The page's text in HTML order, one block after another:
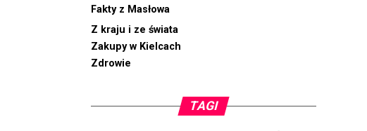
Fakty z Masłowa
Z kraju i ze świata
Zakupy w Kielcach
Zdrowie
TAGI